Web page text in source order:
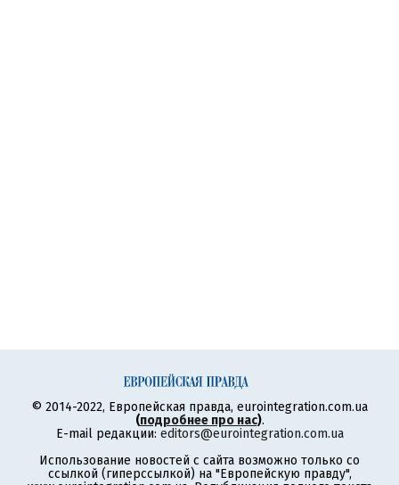
© 2014-2022, Европейская правда, eurointegration.com.ua
(подробнее про нас).
E-mail редакции: editors@eurointegration.com.ua
Использование новостей с сайта возможно только со
ссылкой (гиперссылкой) на "Европейскую правду",